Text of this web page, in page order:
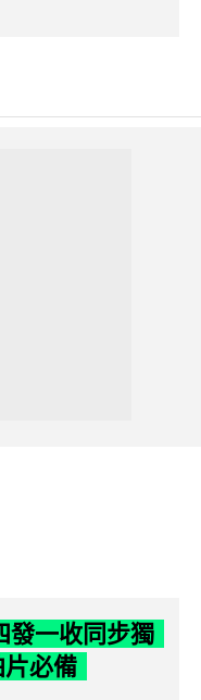
一收同步獨
必備